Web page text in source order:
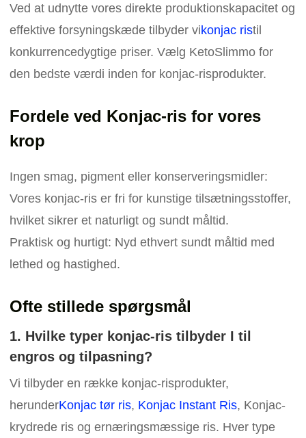
Ved at udnytte vores direkte produktionskapacitet og
effektive forsyningskæde tilbyder vikonjac ristil
konkurrencedygtige priser. Vælg KetoSlimmo for
den bedste værdi inden for konjac-risprodukter.
Fordele ved Konjac-ris for vores
krop
Ingen smag, pigment eller konserveringsmidler:
Vores konjac-ris er fri for kunstige tilsætningsstoffer,
hvilket sikrer et naturligt og sundt måltid.
Praktisk og hurtigt: Nyd ethvert sundt måltid med
lethed og hastighed.
Ofte stillede spørgsmål
1. Hvilke typer konjac-ris tilbyder I til
engros og tilpasning?
Vi tilbyder en række konjac-risprodukter,
herunderKonjac tør ris, Konjac Instant Ris, Konjac-
krydrede ris og ernæringsmæssige ris. Hver type